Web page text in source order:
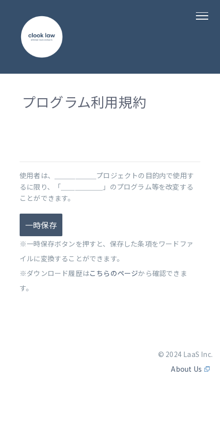
プログラム利用規約
使用者は、＿＿＿＿＿＿プロジェクトの目的内で使用す
るに限り、「＿＿＿＿＿＿」のプログラム等を改変する
ことができます。
一時保存
※一時保存ボタンを押すと、保存した条項をワードファ
イルに変換することができます。
※ダウンロード履歴はこちらのページから確認できま
す。
© 2024 LaaS Inc.
About Us